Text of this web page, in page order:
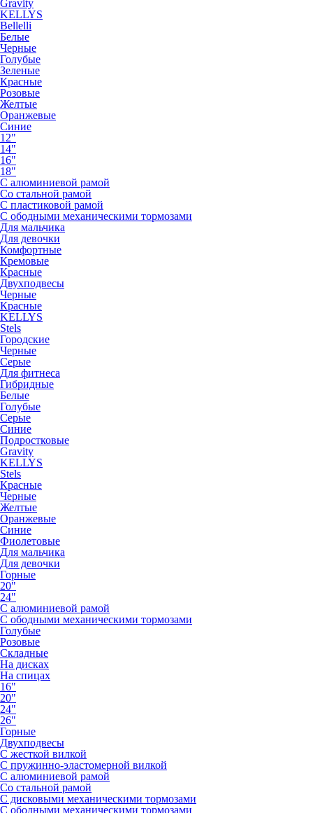
Gravity
KELLYS
Bellelli
Белые
Черные
Голубые
Зеленые
Красные
Розовые
Желтые
Оранжевые
Синие
12"
14"
16"
18"
С алюминиевой рамой
Со стальной рамой
С пластиковой рамой
С ободными механическими тормозами
Для мальчика
Для девочки
Комфортные
Кремовые
Красные
Двухподвесы
Черные
Красные
KELLYS
Stels
Городские
Черные
Серые
Для фитнеса
Гибридные
Белые
Голубые
Серые
Синие
Подростковые
Gravity
KELLYS
Stels
Красные
Черные
Желтые
Оранжевые
Синие
Фиолетовые
Для мальчика
Для девочки
Горные
20"
24"
С алюминиевой рамой
С ободными механическими тормозами
Голубые
Розовые
Складные
На дисках
На спицах
16"
20"
24"
26"
Горные
Двухподвесы
С жесткой вилкой
С пружинно-эластомерной вилкой
С алюминиевой рамой
Со стальной рамой
С дисковыми механическими тормозами
С ободными механическими тормозами